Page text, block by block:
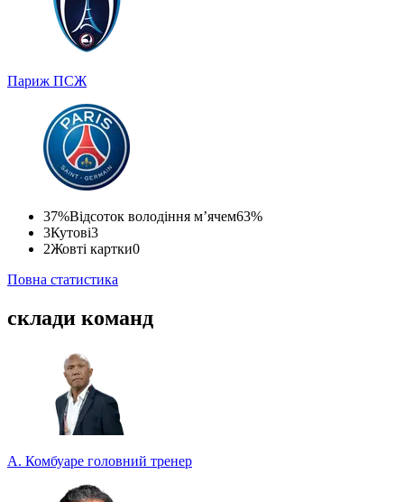
Париж ПСЖ
37%Відсоток володіння м’ячем63%
3Кутові3
2Жовті картки0
Повна статистика
склади команд
А. Комбуаре головний тренер